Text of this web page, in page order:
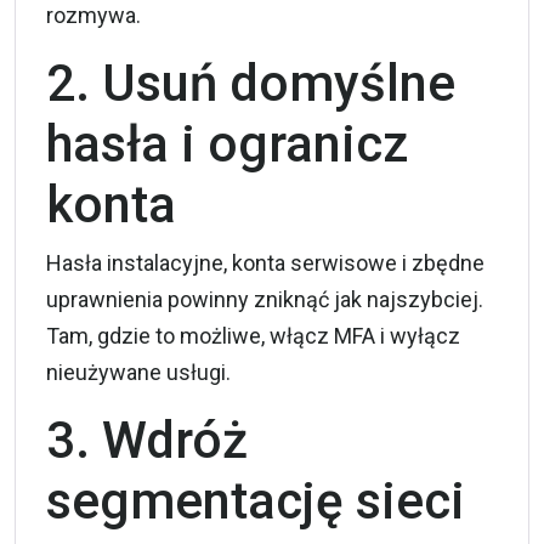
rozmywa.
2. Usuń domyślne
hasła i ogranicz
konta
Hasła instalacyjne, konta serwisowe i zbędne
uprawnienia powinny zniknąć jak najszybciej.
Tam, gdzie to możliwe, włącz MFA i wyłącz
nieużywane usługi.
3. Wdróż
segmentację sieci